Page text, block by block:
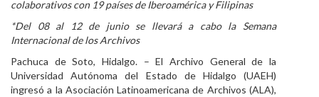
Personal
Visitantes
colaborativos con 19 países de Iberoamérica y Filipinas
*Del 08 al 12 de junio se llevará a cabo la Semana
Internacional de los Archivos
Pachuca de Soto, Hidalgo. – El Archivo General de la
Universidad Autónoma del Estado de Hidalgo (UAEH)
ingresó a la Asociación Latinoamericana de Archivos (ALA),